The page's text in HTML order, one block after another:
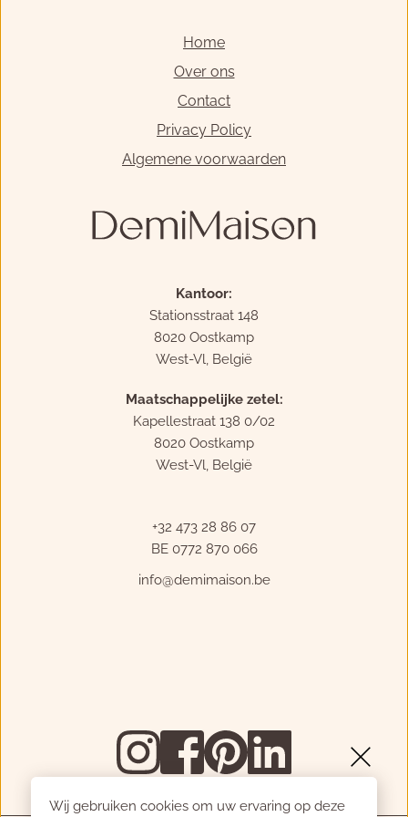
Home
Over ons
Contact
Privacy Policy
Algemene voorwaarden
Kantoor:
Stationsstraat 148
8020 Oostkamp
West-Vl, België
Maatschappelijke zetel:
Kapellestraat 138 0/02
8020 Oostkamp
West-Vl, België
+32 473 28 86 07
BE 0772 870 066
info@demimaison.be
Wij gebruiken cookies om uw ervaring op deze